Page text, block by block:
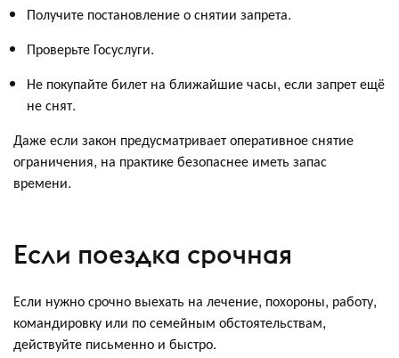
Получите постановление о снятии запрета.
Проверьте Госуслуги.
Не покупайте билет на ближайшие часы, если запрет ещё
не снят.
Даже если закон предусматривает оперативное снятие
ограничения, на практике безопаснее иметь запас
времени.
Если поездка срочная
Если нужно срочно выехать на лечение, похороны, работу,
командировку или по семейным обстоятельствам,
действуйте письменно и быстро.